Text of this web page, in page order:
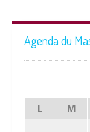
Agenda du
L M